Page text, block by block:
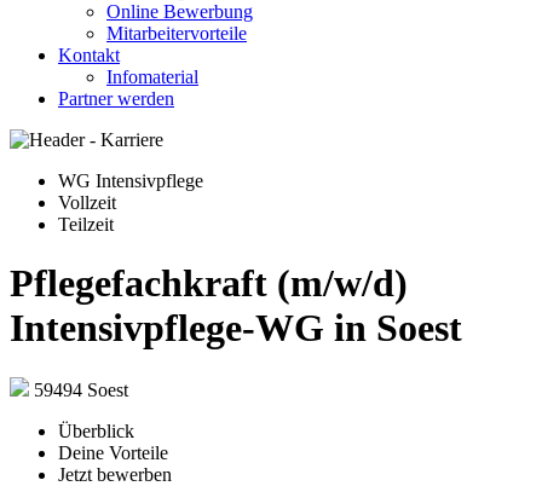
Online Bewerbung
Mitarbeitervorteile
Kontakt
Infomaterial
Partner werden
WG Intensivpflege
Vollzeit
Teilzeit
Pflegefachkraft (m/w/d)
Intensivpflege-WG in Soest
59494 Soest
Überblick
Deine Vorteile
Jetzt bewerben